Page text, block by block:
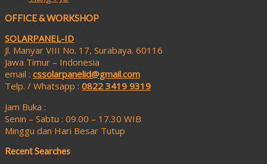
OFFICE & WORKSHOP
SOLARPANEL-ID
Jl. Manyar VIII No. 17, Surabaya. 60116
Jawa Timur – Indonesia
email : cssolarpanelid@gmail.com
Telp. / Whatsapp : 0822 3419 9319
Jam Buka :
Senin – Sabtu : 09.00 – 17.30 WIB
Minggu dan Hari Besar Tutup
Recent Searches